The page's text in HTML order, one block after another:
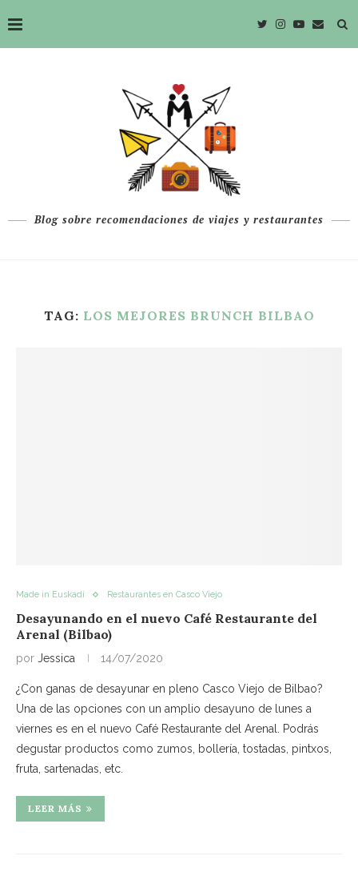
Blog sobre recomendaciones de viajes y restaurantes
TAG: LOS MEJORES BRUNCH BILBAO
Made in Euskadi Restaurantes en Casco Viejo
Desayunando en el nuevo Café Restaurante del
Arenal (Bilbao)
por Jessica 14/07/2020
¿Con ganas de desayunar en pleno Casco Viejo de Bilbao?
Una de las opciones con un amplio desayuno de lunes a
viernes es en el nuevo Café Restaurante del Arenal. Podrás
degustar productos como zumos, bollería, tostadas, pintxos,
fruta, sartenadas, etc.
LEER MÁS